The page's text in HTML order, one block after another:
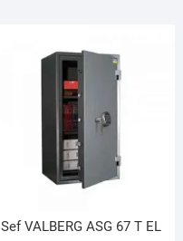
Sef VALBERG ASG 67 T EL